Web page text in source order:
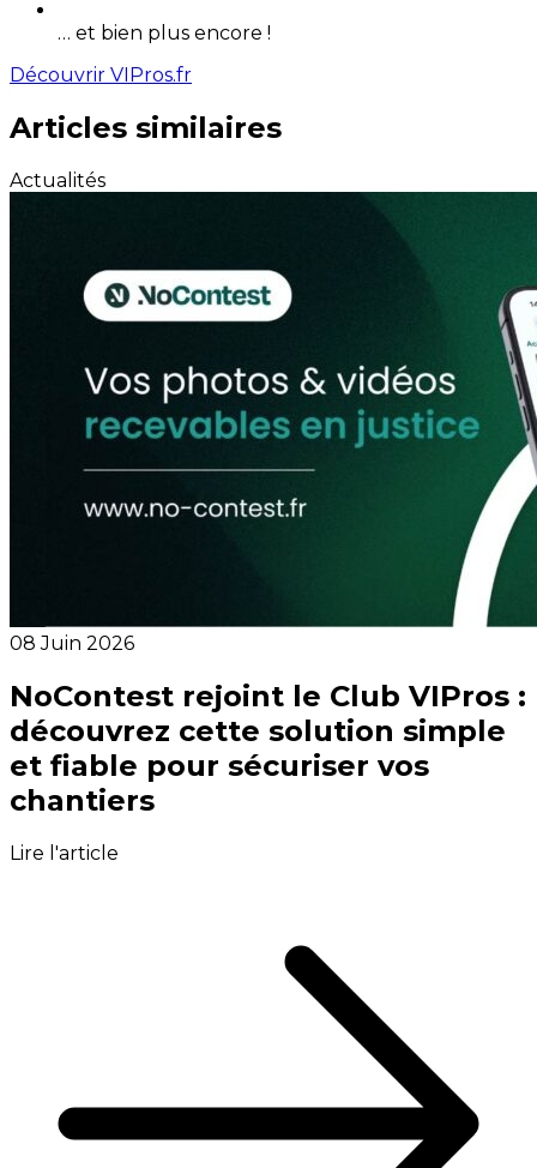
… et bien plus encore !
Découvrir VIPros.fr
Articles similaires
Actualités
08 Juin 2026
NoContest rejoint le Club VIPros :
découvrez cette solution simple
et fiable pour sécuriser vos
chantiers
Lire l'article